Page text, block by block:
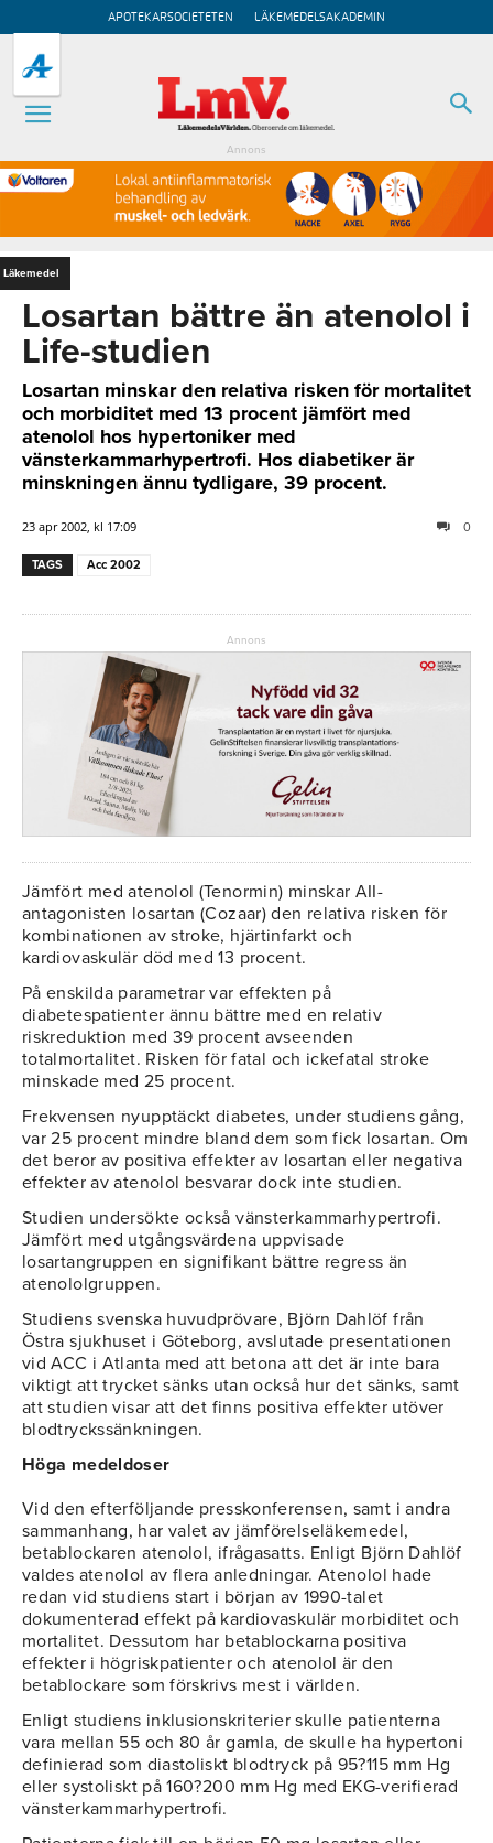
APOTEKARSOCIETETEN LÄKEMEDELSAKADEMIN
Annons
Läkemedel
Losartan bättre än atenolol i
Life-studien
Losartan minskar den relativa risken för mortalitet
och morbiditet med 13 procent jämfört med
atenolol hos hypertoniker med
vänsterkammarhypertrofi. Hos diabetiker är
minskningen ännu tydligare, 39 procent.
23 apr 2002, kl 17:09 0
TAGS Acc 2002
Annons
Jämfört med atenolol (Tenormin) minskar AII-
antagonisten losartan (Cozaar) den relativa risken för
kombinationen av stroke, hjärtinfarkt och
kardiovaskulär död med 13 procent.
På enskilda parametrar var effekten på
diabetespatienter ännu bättre med en relativ
riskreduktion med 39 procent avseenden
totalmortalitet. Risken för fatal och ickefatal stroke
minskade med 25 procent.
Frekvensen nyupptäckt diabetes, under studiens gång,
var 25 procent mindre bland dem som fick losartan. Om
det beror av positiva effekter av losartan eller negativa
effekter av atenolol besvarar dock inte studien.
Studien undersökte också vänsterkammarhypertrofi.
Jämfört med utgångsvärdena uppvisade
losartangruppen en signifikant bättre regress än
atenololgruppen.
Studiens svenska huvudprövare, Björn Dahlöf från
Östra sjukhuset i Göteborg, avslutade presentationen
vid ACC i Atlanta med att betona att det är inte bara
viktigt att trycket sänks utan också hur det sänks, samt
att studien visar att det finns positiva effekter utöver
blodtryckssänkningen.
Höga medeldoser
Vid den efterföljande presskonferensen, samt i andra
sammanhang, har valet av jämförelseläkemedel,
betablockaren atenolol, ifrågasatts. Enligt Björn Dahlöf
valdes atenolol av flera anledningar. Atenolol hade
redan vid studiens start i början av 1990-talet
dokumenterad effekt på kardiovaskulär morbiditet och
mortalitet. Dessutom har betablockarna positiva
effekter i högriskpatienter och atenolol är den
betablockare som förskrivs mest i världen.
Enligt studiens inklusionskriterier skulle patienterna
vara mellan 55 och 80 år gamla, de skulle ha hypertoni
definierad som diastoliskt blodtryck på 95?115 mm Hg
eller systoliskt på 160?200 mm Hg med EKG-verifierad
vänsterkammarhypertrofi.